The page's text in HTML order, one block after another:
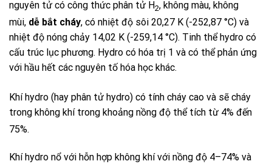
nguyên tử có công thức phân tử H2, không màu, không
mùi, dễ bắt cháy, có nhiệt độ sôi 20,27 K (-252,87 °C) và
nhiệt độ nóng chảy 14,02 K (-259,14 °C). Tinh thể hydro có
cấu trúc lục phương. Hydro có hóa trị 1 và có thể phản ứng
với hầu hết các nguyên tố hóa học khác.
Khíhydro (hay phân tử hydro) có tính cháy cao và sẽ cháy
trong không khí trong khoảng nồng độ thể tích từ 4% đến
75%.
Khí hydro nổ với hỗn hợp không khí với nồng độ 4–74% và